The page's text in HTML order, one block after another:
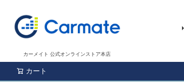
カーメイト 公式オンラインストア本店
カート